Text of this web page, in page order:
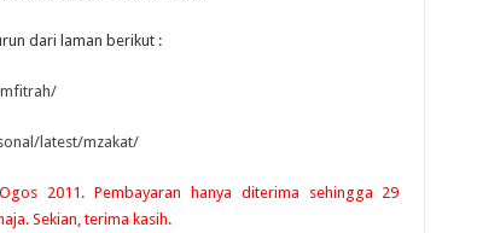
dari laman berikut :
latest/mzakat/
2011. Pembayaran hanya diterima sehingga 29
Sekian, terima kasih.